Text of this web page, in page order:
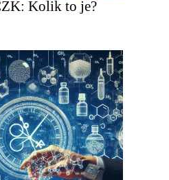
Kolik to je?